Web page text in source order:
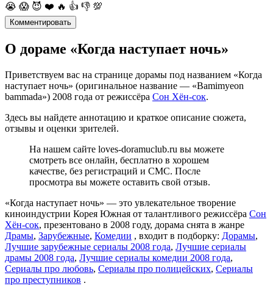
😭 😱 😈 ❤️ 🔥 👍 👎 💯
Комментировать
О дораме «Когда наступает ночь»
Приветствуем вас на странице дорамы под названием «Когда
наступает ночь» (оригинальное название — «Bamimyeon
bammada») 2008 года от режиссёра Сон Хён-сок.
Здесь вы найдете аннотацию и краткое описание сюжета,
отзывы и оценки зрителей.
На нашем сайте loves-doramuclub.ru вы можете
смотреть все онлайн, бесплатно в хорошем
качестве, без регистраций и СМС. После
просмотра вы можете оставить свой отзыв.
«Когда наступает ночь» — это увлекательное творение
киноиндустрии Корея Южная от талантливого режиссёра Сон
Хён-сок, презентовано в 2008 году, дорама снята в жанре
Драмы, Зарубежные, Комедии , входит в подборку: Дорамы,
Лучшие зарубежные сериалы 2008 года, Лучшие сериалы
драмы 2008 года, Лучшие сериалы комедии 2008 года,
Сериалы про любовь, Сериалы про полицейских, Сериалы
про преступников .